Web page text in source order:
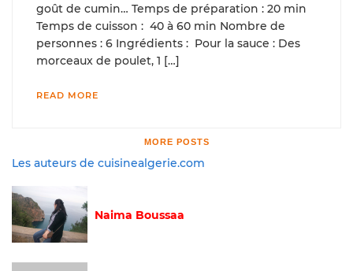
goût de cumin… Temps de préparation : 20 min
Temps de cuisson : 40 à 60 min Nombre de
personnes : 6 Ingrédients : Pour la sauce : Des
morceaux de poulet, 1 […]
READ MORE
MORE POSTS
Les auteurs de cuisinealgerie.com
Naima Boussaa